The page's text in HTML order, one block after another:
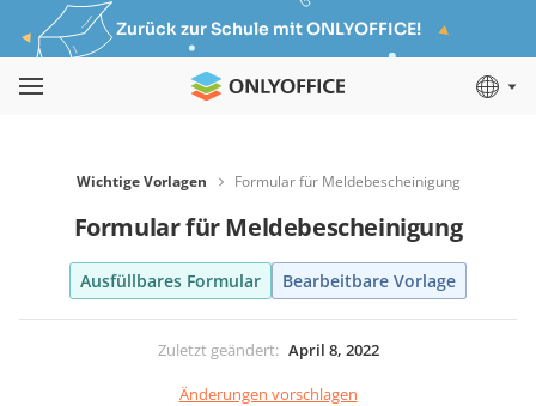
Zurück zur Schule mit ONLYOFFICE!
Wichtige Vorlagen Formular für Meldebescheinigung
Formular für Meldebescheinigung
Ausfüllbares Formular Bearbeitbare Vorlage
Zuletzt geändert: April 8, 2022
Änderungen vorschlagen